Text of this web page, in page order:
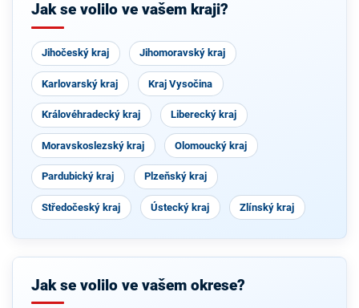
Jak se volilo ve vašem kraji?
Jihočeský kraj Jihomoravský kraj
Karlovarský kraj Kraj Vysočina
Královéhradecký kraj Liberecký kraj
Moravskoslezský kraj Olomoucký kraj
Pardubický kraj Plzeňský kraj
Středočeský kraj Ústecký kraj Zlínský kraj
Jak se volilo ve vašem okrese?